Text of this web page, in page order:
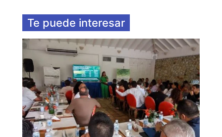
Te puede interesar